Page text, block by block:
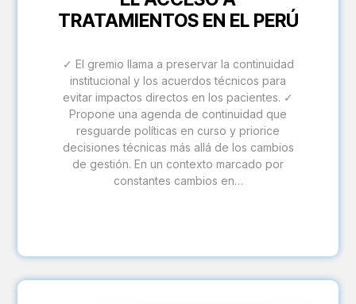
TRATAMIENTOS EN EL PERÚ
✓ El gremio llama a preservar la continuidad
institucional y los acuerdos técnicos para
evitar impactos directos en los pacientes. ✓
Propone una agenda de continuidad que
resguarde políticas en curso y priorice
decisiones técnicas más allá de los cambios
de gestión. En un contexto marcado por
constantes cambios en…